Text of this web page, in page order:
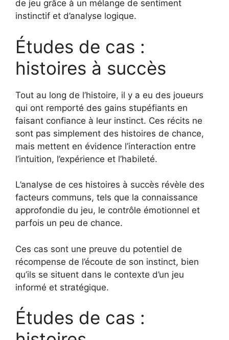
de jeu grâce à un mélange de sentiment
instinctif et d’analyse logique.
Études de cas :
histoires à succès
Tout au long de l’histoire, il y a eu des joueurs
qui ont remporté des gains stupéfiants en
faisant confiance à leur instinct. Ces récits ne
sont pas simplement des histoires de chance,
mais mettent en évidence l’interaction entre
l’intuition, l’expérience et l’habileté.
L’analyse de ces histoires à succès révèle des
facteurs communs, tels que la connaissance
approfondie du jeu, le contrôle émotionnel et
parfois un peu de chance.
Ces cas sont une preuve du potentiel de
récompense de l’écoute de son instinct, bien
qu’ils se situent dans le contexte d’un jeu
informé et stratégique.
Études de cas :